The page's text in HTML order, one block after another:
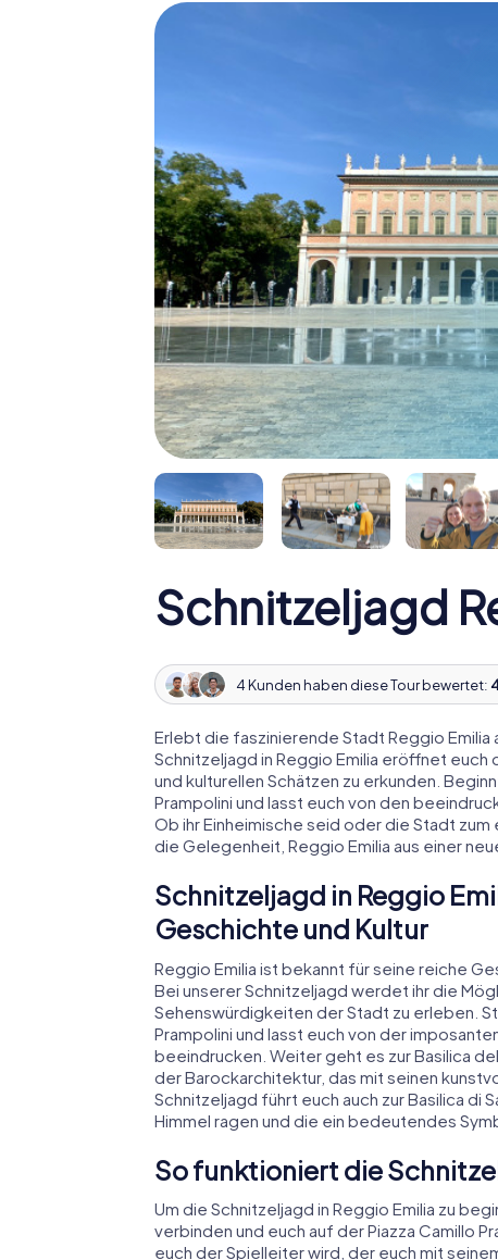
Schnitzeljagd
4 Kunden haben diese Tour bewertet:
Erlebt die faszinierende Stadt Reggio
Schnitzeljagd in Reggio Emilia eröffnet
und kulturellen Schätzen zu erkunden.
Prampolini und lasst euch von den
Ob ihr Einheimische seid oder die Stadt
die Gelegenheit, Reggio Emilia aus einer
Schnitzeljagd in Reggio
Geschichte und Kultur
Reggio Emilia ist bekannt für seine reiche
Bei unserer Schnitzeljagd werdet ihr die
Sehenswürdigkeiten der Stadt zu erleben.
Prampolini und lasst euch von der
beeindrucken. Weiter geht es zur Basilica
der Barockarchitektur, das mit seinen
Schnitzeljagd führt euch auch zur Basilica di
Himmel ragen und die ein bedeutendes
So funktioniert die
Um die Schnitzeljagd in Reggio Emilia zu
verbinden und euch auf der Piazza Camillo
euch der Spielleiter wird, der euch mit